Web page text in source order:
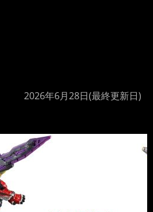
2026年6月28日(最終更新日)